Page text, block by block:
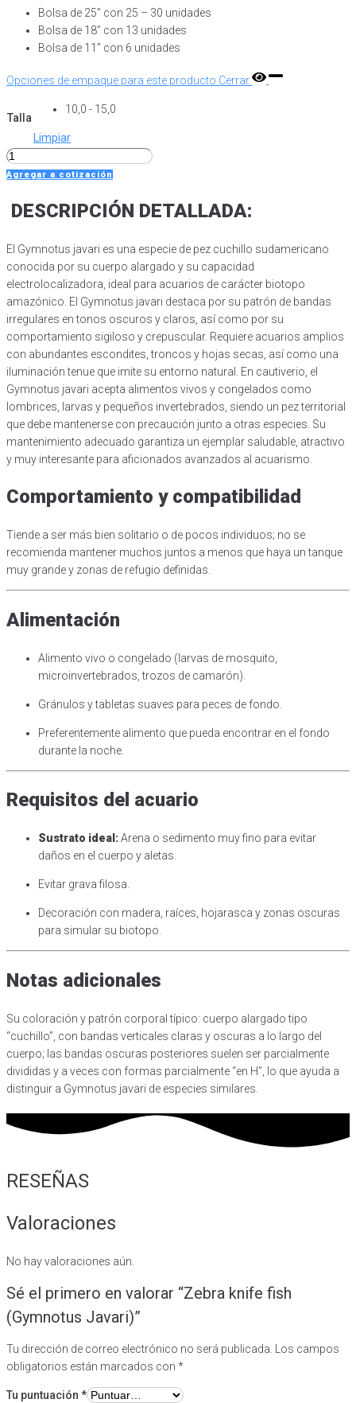
Bolsa de 25” con 25 – 30 unidades
Bolsa de 18” con 13 unidades
Bolsa de 11” con 6 unidades
Opciones de empaque para este producto Cerrar
Talla
10,0 - 15,0
Limpiar
Zebra
knife
(Gymnotus
cantidad
Agregar a cotización
DESCRIPCIÓN DETALLADA:
El Gymnotus javari es una especie de pez cuchillo sudamericano
conocida por su cuerpo alargado y su capacidad
electrolocalizadora, ideal para acuarios de carácter biotopo
amazónico. El Gymnotus javari destaca por su patrón de bandas
irregulares en tonos oscuros y claros, así como por su
comportamiento sigiloso y crepuscular. Requiere acuarios amplios
con abundantes escondites, troncos y hojas secas, así como una
iluminación tenue que imite su entorno natural. En cautiverio, el
Gymnotus javari acepta alimentos vivos y congelados como
lombrices, larvas y pequeños invertebrados, siendo un pez territorial
que debe mantenerse con precaución junto a otras especies. Su
mantenimiento adecuado garantiza un ejemplar saludable, atractivo
y muy interesante para aficionados avanzados al acuarismo.
Comportamiento y compatibilidad
Tiende a ser más bien solitario o de pocos individuos; no se
recomienda mantener muchos juntos a menos que haya un tanque
muy grande y zonas de refugio definidas.
Alimentación
Alimento vivo o congelado (larvas de mosquito,
microinvertebrados, trozos de camarón).
Gránulos y tabletas suaves para peces de fondo.
Preferentemente alimento que pueda encontrar en el fondo
durante la noche.
Requisitos del acuario
Sustrato ideal:Arena o sedimento muy fino para evitar
daños en el cuerpo y aletas.
Evitar grava filosa.
Decoración con madera, raíces, hojarasca y zonas oscuras
para simular su biotopo.
Notas adicionales
Su coloración y patrón corporal típico: cuerpo alargado tipo
“cuchillo”, con bandas verticales claras y oscuras a lo largo del
cuerpo; las bandas oscuras posteriores suelen ser parcialmente
divididas y a veces con formas parcialmente “en H”, lo que ayuda a
distinguir a Gymnotus javari de especies similares.
RESEÑAS
Valoraciones
No hay valoraciones aún.
Sé el primero en valorar “Zebra knife fish
(Gymnotus Javari)”
Tu dirección de correo electrónico no será publicada.
Los campos
obligatorios están marcados con *
Tu puntuación *